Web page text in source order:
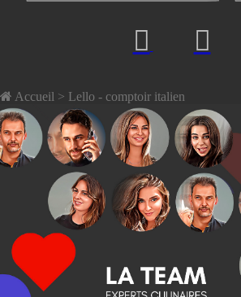
Accueil > Lello - comptoir italien